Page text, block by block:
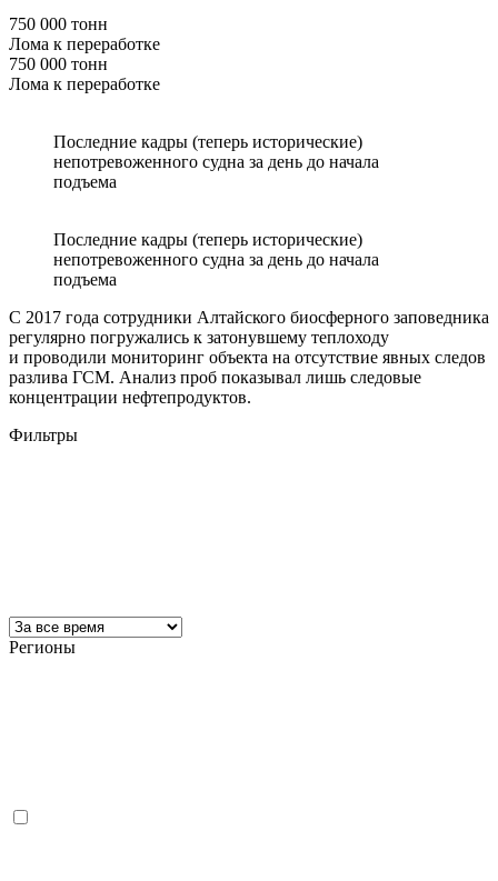
750 000 тонн
Лома к переработке
750 000 тонн
Лома к переработке
Последние кадры (теперь исторические)
непотревоженного судна за день до начала
подъема
Последние кадры (теперь исторические)
непотревоженного судна за день до начала
подъема
С 2017 года сотрудники Алтайского биосферного заповедника
регулярно погружались к затонувшему теплоходу
и проводили мониторинг объекта на отсутствие явных следов
разлива ГСМ. Анализ проб показывал лишь следовые
концентрации нефтепродуктов.
Фильтры
Регионы